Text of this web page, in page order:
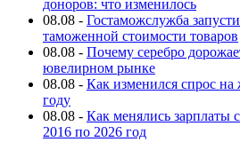
доноров: что изменилось
08.08 - Гостаможслужба
таможенной стоимости товаров
08.08 - Почему серебро
ювелирном рынке
08.08 - Как изменился спрос
году
08.08 - Как менялись зарплаты
2016 по 2026 год